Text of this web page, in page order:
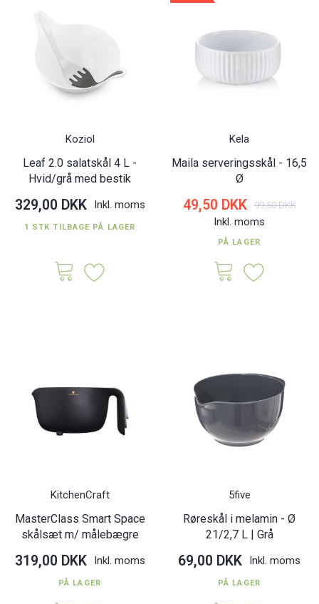
Koziol
Leaf 2.0 salatskål 4 L -
Hvid/grå med bestik
329,00 DKK Inkl. moms
1 STK TILBAGE PÅ LAGER
Kela
Maila serveringsskål - 16,5
Ø
49,50 DKK 99,50 DKK
Inkl. moms
PÅ LAGER
KitchenCraft
MasterClass Smart Space
skålsæt m/ målebægre
319,00 DKK Inkl. moms
PÅ LAGER
5five
Røreskål i melamin - Ø
21/2,7 L | Grå
69,00 DKK Inkl. moms
PÅ LAGER